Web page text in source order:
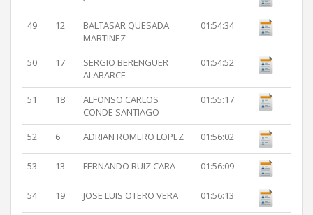
49 12
BALTASAR QUESADA
MARTINEZ
01:54:34
50 17
SERGIO BERENGUER
ALABARCE
01:54:52
51 18
ALFONSO CARLOS
CONDE SANTIAGO
01:55:17
52 6 ADRIAN ROMERO LOPEZ 01:56:02
53 13 FERNANDO RUIZ CARA 01:56:09
54 19 JOSE LUIS OTERO VERA 01:56:13